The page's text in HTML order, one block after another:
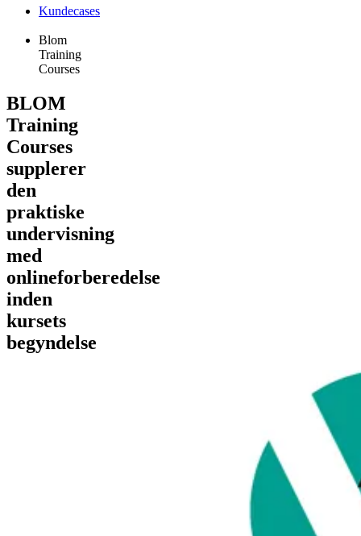
Kundecases
Blom
Training
Courses
BLOM
Training
Courses
supplerer
den
praktiske
undervisning
med
onlineforberedelse
inden
kursets
begyndelse